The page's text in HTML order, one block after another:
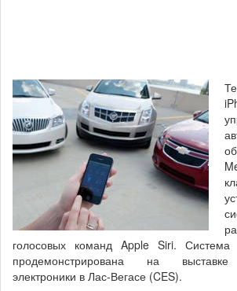
голосовых команд Apple Siri.
продемонстрирована на выставке
электроники в Лас-Вегасе (CES).